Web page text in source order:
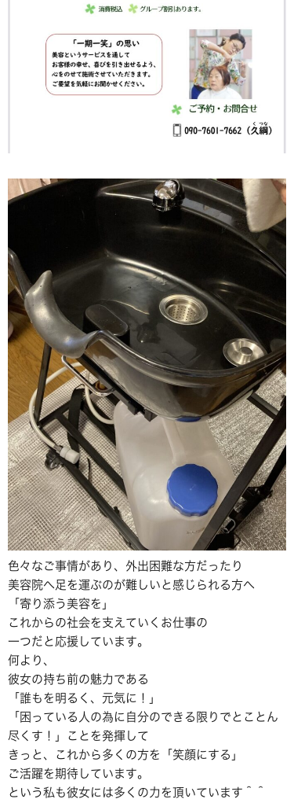
色々なご事情があり、外出困難な方だったり
美容院へ足を運ぶのが難しいと感じられる方へ
「寄り添う美容を」
これからの社会を支えていくお仕事の
一つだと応援しています。
何より、
彼女の持ち前の魅力である
「誰もを明るく、元気に！」
「困っている人の為に自分のできる限りでとことん
尽くす！」ことを発揮して
きっと、これから多くの方を「笑顔にする」
ご活躍を期待しています。
という私も彼女には多くの力を頂いています＾＾